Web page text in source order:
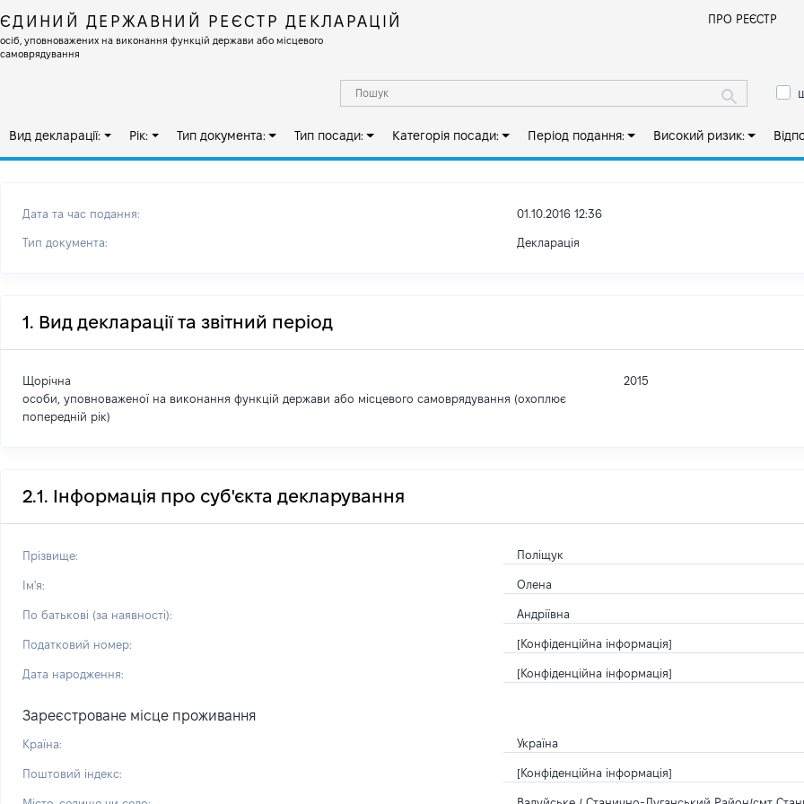
ЄДИНИЙ ДЕРЖАВНИЙ РЕЄСТР ДЕКЛАРАЦІЙ
осіб, уповноважених на виконання функцій держави або місцевого
самоврядування
ПРО РЕЄСТР
Вид декларації: Рік: Тип документа: Тип посади: Категорія посади: Період подання: Високий ризик:
Дата та час подання: 01.10.2016 12:36
Тип документа: Декларація
1. Вид декларації та звітний період
Щорічна
особи, уповноваженої на виконання функцій держави або місцевого самоврядування (охоплює
попередній рік)
2015
2.1. Інформація про суб'єкта декларування
Прізвище: Поліщук
Ім'я: Олена
По батькові (за наявності): Андріївна
Податковий номер: [Конфіденційна інформація]
Дата народження: [Конфіденційна інформація]
Зареєстроване місце проживання
Країна: Україна
Поштовий індекс: [Конфіденційна інформація]